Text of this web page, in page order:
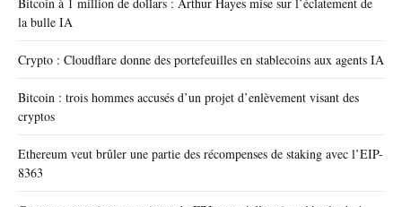
la bulle IA
Crypto : Cloudflare donne des portefeuilles en stablecoins aux agents IA
Bitcoin : trois hommes accusés d’un projet d’enlèvement visant des
cryptos
Ethereum veut brûler une partie des récompenses de staking avec l’EIP-
8363